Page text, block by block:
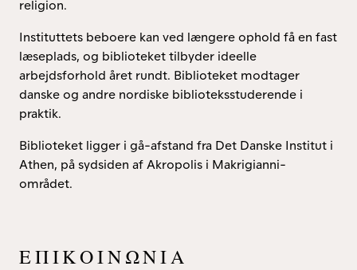
religion.
Instituttets beboere kan ved længere ophold få en fast
læseplads, og biblioteket tilbyder ideelle
arbejdsforhold året rundt. Biblioteket modtager
danske og andre nordiske biblioteksstuderende i
praktik.
Biblioteket ligger i gå-afstand fra Det Danske Institut i
Athen, på sydsiden af Akropolis i Makrigianni-
området.
ΕΠΙΚΟΙΝΩΝΊΑ